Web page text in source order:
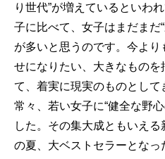
り世代”が増えているといわ
子に比べて、女子はまだまだ
が多いと思うのです。今よ
せになりたい、大きなもの
て、着実に現実のものとして
常々、若い女子に“健全な野
した。その集大成ともいえ
の夏、大ベストセラーとなっ